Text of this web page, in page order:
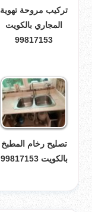
تركيب مروحة تهوية
المجاري بالكويت
99817153
تصليح رخام المطبخ
بالكويت 99817153